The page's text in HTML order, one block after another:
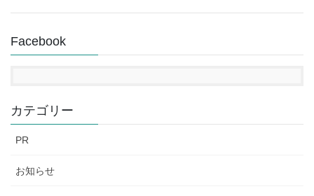
Facebook
カテゴリー
PR
お知らせ